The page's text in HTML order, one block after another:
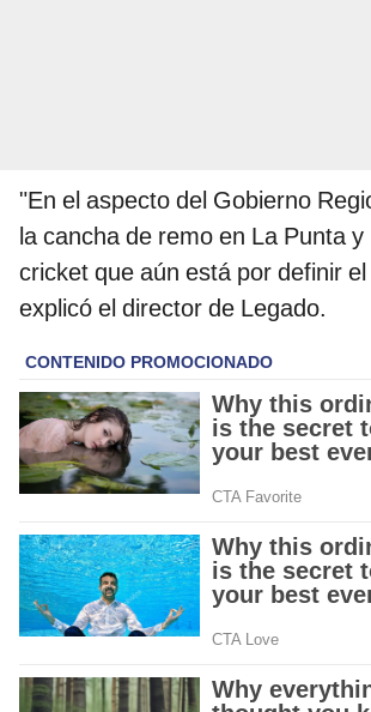
"En el aspecto del Gobierno
la cancha de remo en La Punta
cricket que aún está por definir el
explicó el director de Legado.